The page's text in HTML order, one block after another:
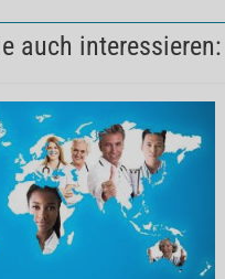
auch interessieren: